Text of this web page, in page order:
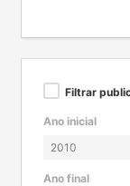
Filtrar
Ano inicial
Ano final